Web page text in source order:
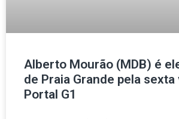
Alberto Mourão (MDB) é
de Praia Grande pela sexta
Portal G1